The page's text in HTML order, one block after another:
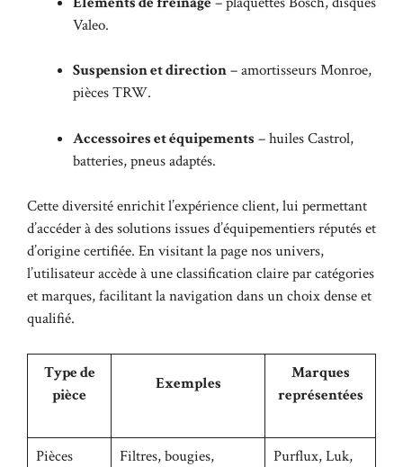
Valeo.
Suspension et direction– amortisseurs Monroe,
pièces TRW.
Accessoires et équipements – huiles Castrol,
batteries, pneus adaptés.
Cette diversité enrichit l’expérience client, lui permettant
d’accéder à des solutions issues d’équipementiers réputés et
d’origine certifiée. En visitant la pagenos univers,
l’utilisateur accède à une classification claire par catégories
et marques, facilitant la navigation dans un choix dense et
qualifié.
Type de
pièce
Exemples
Marques
représentées
Pièces
Filtres, bougies,
Purflux, Luk,